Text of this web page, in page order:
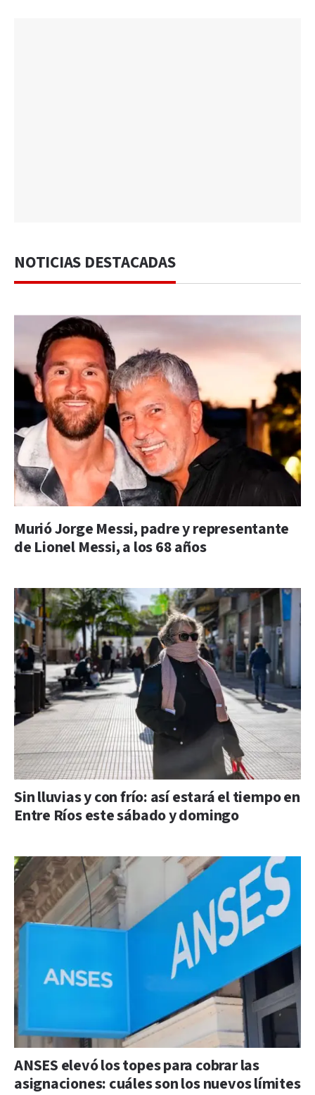
NOTICIAS DESTACADAS
Murió Jorge Messi, padre y representante
de Lionel Messi, a los 68 años
Sin lluvias y con frío: así estará el tiempo en
Entre Ríos este sábado y domingo
ANSES elevó los topes para cobrar las
asignaciones: cuáles son los nuevos límites